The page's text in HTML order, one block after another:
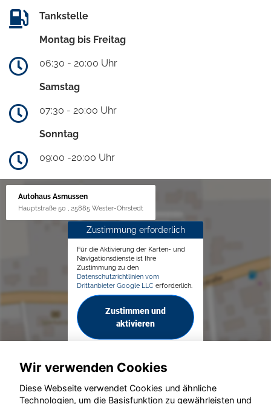
Tankstelle
Montag bis Freitag
06:30 - 20:00 Uhr
Samstag
07:30 - 20:00 Uhr
Sonntag
09:00 -20:00 Uhr
Autohaus Asmussen
Hauptstraße 50 , 25885 Wester-Ohrstedt
Zustimmung erforderlich
Für die Aktivierung der Karten- und
Navigationsdienste ist Ihre
Zustimmung zu den
Datenschutzrichtlinien vom
Drittanbieter Google LLC erforderlich.
Zustimmen und
aktivieren
Wir verwenden Cookies
Diese Webseite verwendet Cookies und ähnliche
Technologien, um die Basisfunktion zu gewährleisten und